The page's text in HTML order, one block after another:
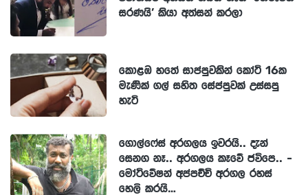
සරණයි’ කියා අත්සන් කරලා
කොළඹ හතේ සාප්පුවකින් කෝටි 16ක
මැණික් ගල් සහිත සේප්පුවක් උස්සපු
හැටි
ගොල්ෆේස් අරගලය ඉවරයි.. දැන්
සෙනග නෑ.. අරගලය කෑවේ ජවිපෙ.. -
මෝටිවේෂන් අප්පච්චි අරගල රහස්
හෙලි කරයි…